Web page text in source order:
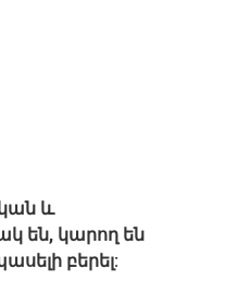
և
են, կարող են
բերել: